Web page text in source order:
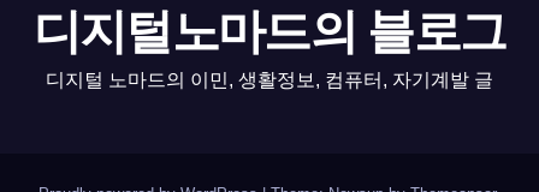
디지털노마드의 블로그
디지털 노마드의 이민, 생활정보, 컴퓨터, 자기계발 글